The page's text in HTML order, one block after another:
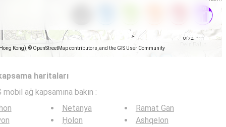
Kong), © OpenStreetMap contributors, and the GIS User Community
haritaları
ağ kapsamına bakın :
Netanya
H̱olon
Ramat Gan
Ashqelon